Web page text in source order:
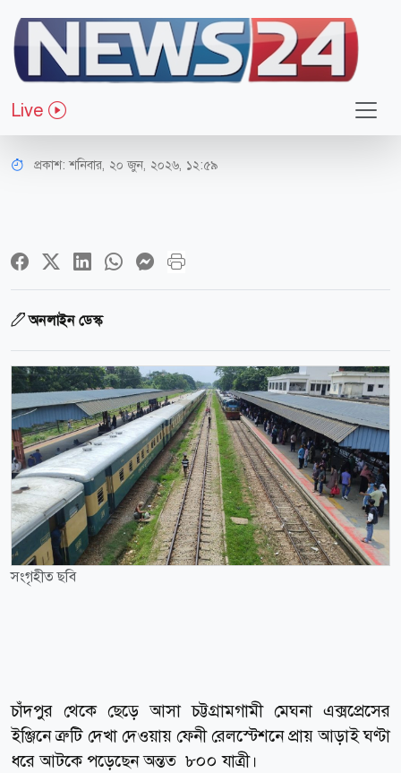
Live
সারাদেশ
ইঞ্জিন বিকল হয়ে ফেনীতে আড়াই ঘণ্টা
আটকা মেঘনা এক্সপ্রেস
প্রকাশ:শনিবার, ২০ জুন, ২০২৬, ১২:৫৯
অনলাইন ডেস্ক
সংগৃহীত ছবি
চাঁদপুর থেকে ছেড়ে আসা চট্টগ্রামগামী মেঘনা এক্সপ্রেসের
ইঞ্জিনে ত্রুটি দেখা দেওয়ায় ফেনী রেলস্টেশনে প্রায় আড়াই ঘণ্টা
ধরে আটকে পড়েছেন অন্তত ৮০০ যাত্রী।